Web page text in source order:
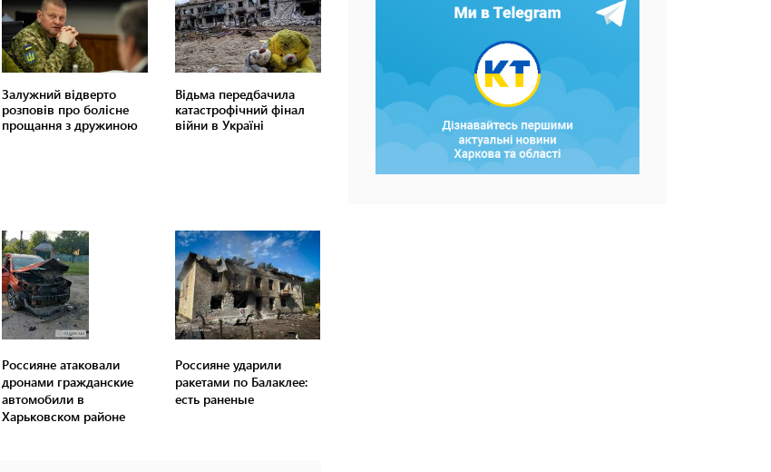
Россияне атаковали
дронами гражданские
автомобили в
Харьковском районе
Россияне ударили
ракетами по Балаклее:
есть раненые